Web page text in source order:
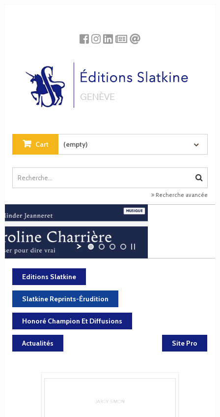
Cart (empty)
Recherche avancée
Editions Slatkine
Slatkine Reprints-Érudition
Honoré Champion Et Diffusions
Actualités Site Pro